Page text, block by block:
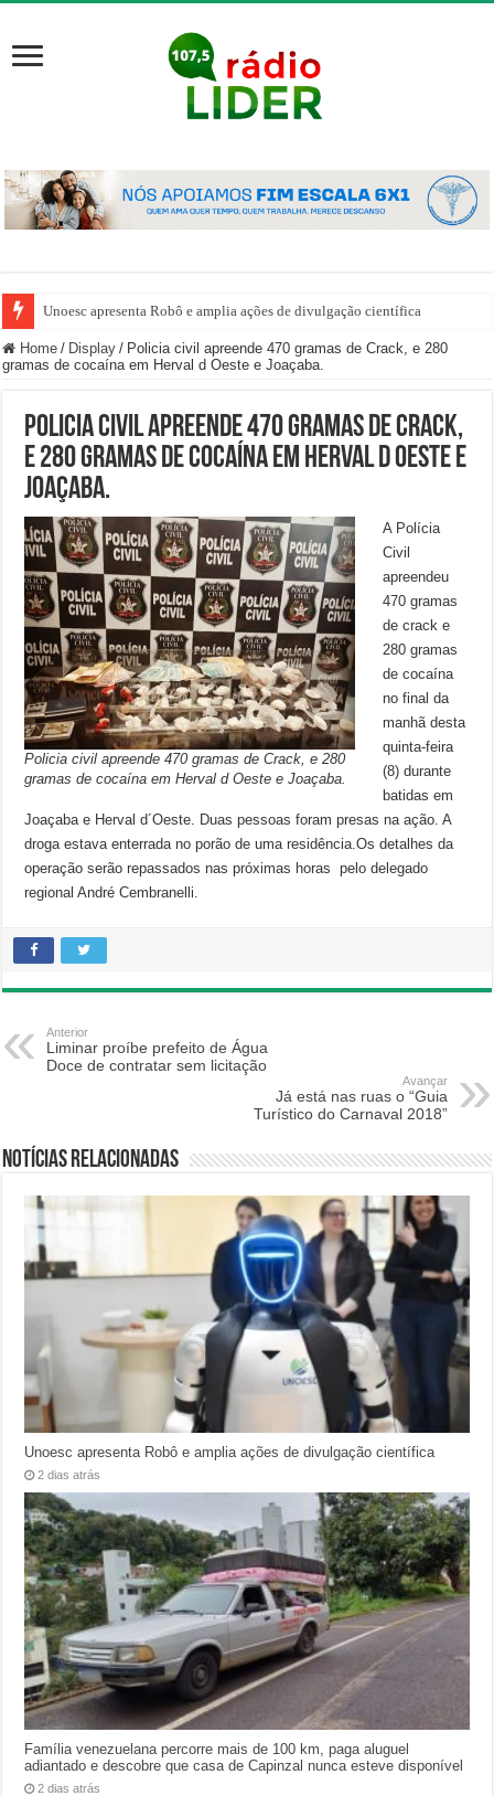
Unoesc apresenta Robô e amplia ações de divulgação científica
Home / Display / Policia civil apreende 470 gramas de Crack, e 280
gramas de cocaína em Herval d Oeste e Joaçaba.
Policia civil apreende 470 gramas de Crack,
e 280 gramas de cocaína em Herval d Oeste e
Joaçaba.
Policia civil apreende 470 gramas de Crack, e 280
gramas de cocaína em Herval d Oeste e Joaçaba.
A Polícia
Civil
apreendeu
470 gramas
de crack e
280 gramas
de cocaína
no final da
manhã desta
quinta-feira
(8) durante
batidas em
Joaçaba e Herval d´Oeste. Duas pessoas foram presas na ação. A
droga estava enterrada no porão de uma residência.Os detalhes da
operação serão repassados nas próximas horas pelo delegado
regional André Cembranelli.
Anterior
Liminar proíbe prefeito de Água
Doce de contratar sem licitação
Avançar
Já está nas ruas o “Guia
Turístico do Carnaval 2018”
Notícias relacionadas
Unoesc apresenta Robô e amplia ações de divulgação científica
2 dias atrás
Família venezuelana percorre mais de 100 km, paga aluguel
adiantado e descobre que casa de Capinzal nunca esteve disponível
2 dias atrás